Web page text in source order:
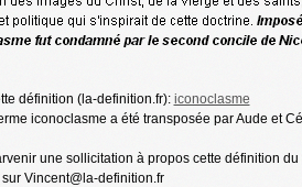
définition (la-definition.fr): iconoclasme
iconoclasme a été transposée par Aude et
une sollicitation à propos cette définition
Vincent@la-definition.fr